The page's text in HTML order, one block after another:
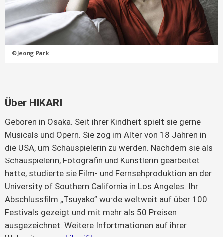
©Jeong Park
Über HIKARI
Geboren in Osaka. Seit ihrer Kindheit spielt sie gerne
Musicals und Opern. Sie zog im Alter von 18 Jahren in
die USA, um Schauspielerin zu werden. Nachdem sie als
Schauspielerin, Fotografin und Künstlerin gearbeitet
hatte, studierte sie Film- und Fernsehproduktion an der
University of Southern California in Los Angeles. Ihr
Abschlussfilm „Tsuyako” wurde weltweit auf über 100
Festivals gezeigt und mit mehr als 50 Preisen
ausgezeichnet. Weitere Infortmationen auf ihrer